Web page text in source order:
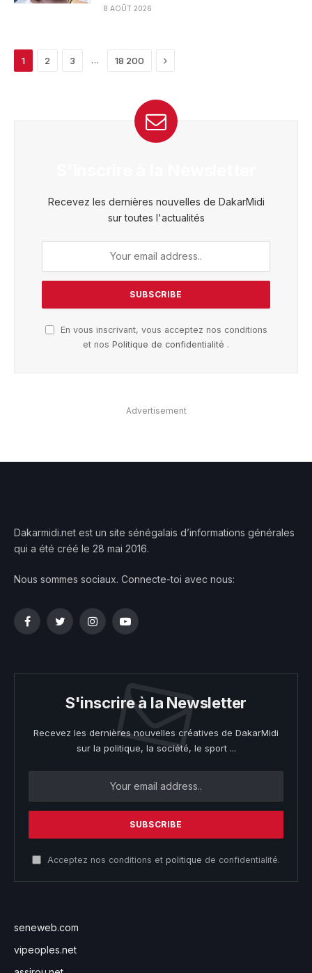
8 AOÛT 2026
1 2 3 … 18 200 Next
Recevez les dernières nouvelles de DakarMidi
sur toutes l'actualités
En vous inscrivant, vous acceptez nos conditions
et nos Politique de confidentialité .
Advertisement
Dakarmidi.net est un site sénégalais d’informations générales
qui a été créé le 28 mai 2016.
Nous sommes sociaux. Connecte-toi avec nous:
FacebookTwitterInstagramYouTube
S'inscrire à la Newsletter
Recevez les dernières nouvelles créatives de DakarMidi
sur la politique, la société, le sport ...
Acceptez nos conditions et politique de confidentialité.
seneweb.com
vipeoples.net